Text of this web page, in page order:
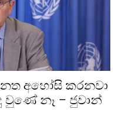
අහෝසි කරනවා
නෑ – ජුවාන්